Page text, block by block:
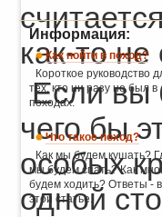
как-то не
Если вы
чего бы
особых
одной
Информация:
Как пойти в поход?
Короткое руководство
тех, кто ни разу не был в
походах.
Что такое поход?
Как мы будем кушать?
мы будем спать? Как
будем ходить? Ответы - в
этой статье.